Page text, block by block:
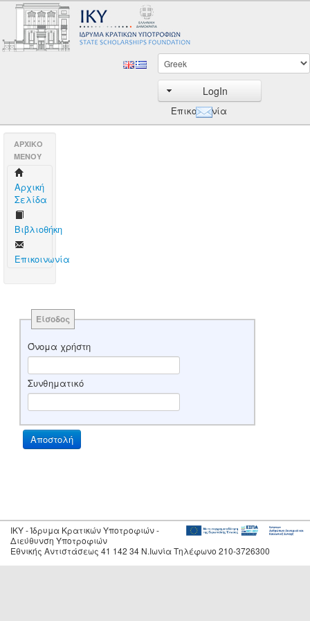
LogIn
Επικοινωνία
AΡΧΙΚΟ
ΜΕΝΟΥ
Aρχική
Σελίδα
Βιβλιοθήκη
Επικοινωνία
Είσοδος
Όνομα χρήστη
Συνθηματικό
IKY - Ίδρυμα Κρατικών Υποτροφιών -
Διεύθυνση Υποτροφιών
Εθνικής Αντιστάσεως 41 142 34 Ν.Ιωνία Τηλέφωνο 210-3726300